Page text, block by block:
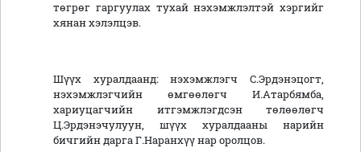
төгрөг гаргуулах тухай нэхэмжлэлтэй хэргийг
хянан хэлэлцэв.
Шүүх хуралдаанд: нэхэмжлэгч С.Эрдэнэцогт,
нэхэмжлэгчийн өмгөөлөгч И.Атарбямба,
хариуцагчийн итгэмжлэгдсэн төлөөлөгч
Ц.Эрдэнэчулуун, шүүх хуралдааны нарийн
бичгийн дарга Г.Наранхүү нар оролцов.